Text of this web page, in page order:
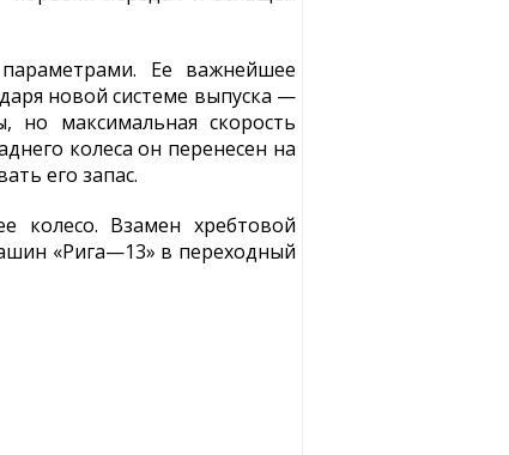
Ее важнейшее
новой системе выпуска —
но максимальная скорость
колеса он перенесен на
его запас.
колесо. Взамен хребтовой
«Рига—13» в переходный